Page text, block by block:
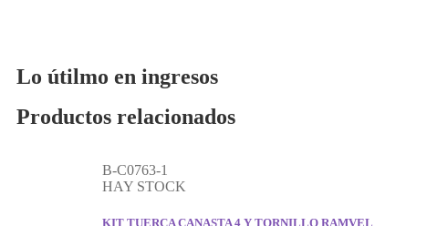
Lo útilmo en ingresos
Productos relacionados
B-C0763-1
HAY STOCK
KIT TUERCA CANASTA 4 Y TORNILLO RAMVEL